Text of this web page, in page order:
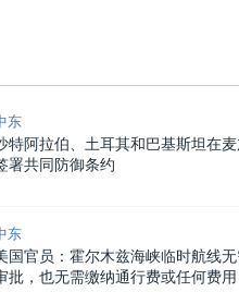
东
特阿拉伯、土耳其和巴基斯坦在麦
署共同防御条约
东
国官员：霍尔木兹海峡临时航线
批，也无需缴纳通行费或任何费用